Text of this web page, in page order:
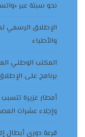
نحو سبتة عبر
الإطلاق الرسمي
والأطباء
المكتب الوطني
برنامج على
أمطار غزيرة تتسبب
وإجلاء عشرات
قرعة دوري أبطال